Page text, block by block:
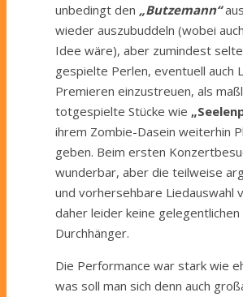
unbedingt den „Butzemann“
wieder auszubuddeln (wobei
Idee wäre), aber zumindest
gespielte Perlen, eventuell auch
Premieren einzustreuen, als
totgespielte Stücke wie
ihrem Zombie-Dasein weiterhin
geben. Beim ersten
wunderbar, aber die teilweise
und vorhersehbare Liedauswahl
daher leider keine gelegentlichen
Durchhänger.
Die Performance war stark wie
was soll man sich denn auch